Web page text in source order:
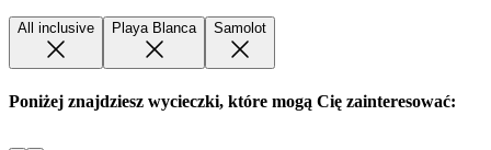
All inclusive Playa Blanca Samolot
Poniżej znajdziesz wycieczki, które mogą Cię zainteresować: